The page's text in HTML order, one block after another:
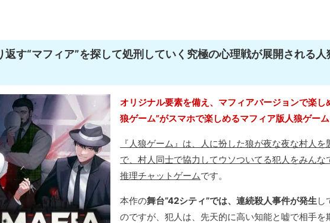
す“マフィア”を探して処刑していく究極の心理戦が展開される人
オリジナル要素を備え、マフィアバージョンで楽し
狼ゲーム”がスマホで楽しめるマフィア版人狼ゲーム
『人狼ゲーム』は、人に扮した狼が夜な夜な村人を
で、村人同士で協力してウソついてる犯人をみんな
推理チャットゲームです。
本作の舞台“42シティ”では、連続殺人事件が発生し
のですが、犯人は、先天的に高い知能と嘘で相手を